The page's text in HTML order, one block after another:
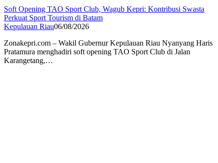
Soft Opening TAO Sport Club, Wagub Kepri: Kontribusi Swasta
Perkuat Sport Tourism di Batam
Kepulauan Riau06/08/2026
Zonakepri.com – Wakil Gubernur Kepulauan Riau Nyanyang Haris
Pratamura menghadiri soft opening TAO Sport Club di Jalan
Karangetang,…